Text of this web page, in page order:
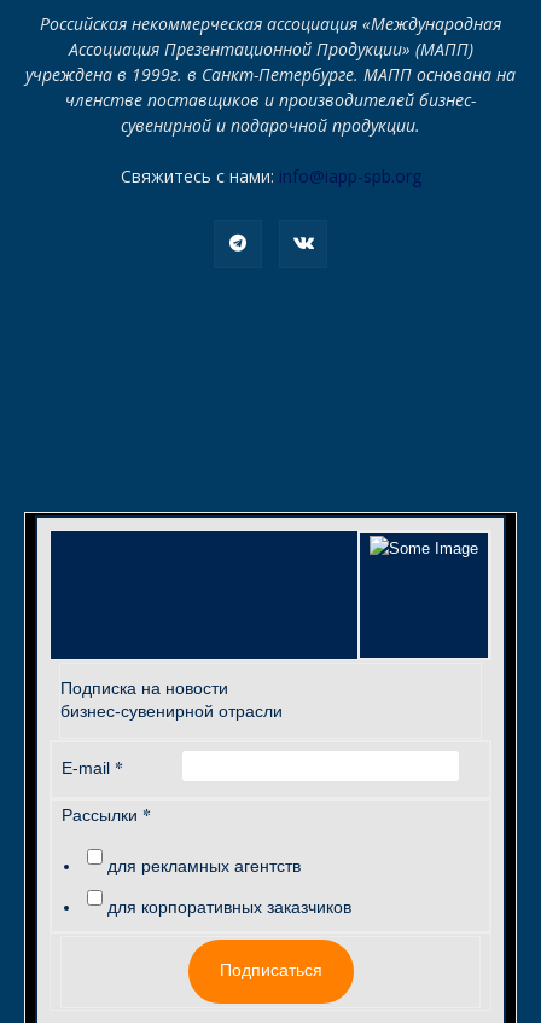
Российская некоммерческая ассоциация «Международная
Ассоциация Презентационной Продукции» (МАПП)
учреждена в 1999г. в Санкт-Петербурге. МАПП основана на
членстве поставщиков и производителей бизнес-
сувенирной и подарочной продукции.
Свяжитесь с нами: info@iapp-spb.org
Подписка на новости
бизнес-сувенирной отрасли
E-mail *
Рассылки *
для рекламных агентств
для корпоративных заказчиков
Подписаться